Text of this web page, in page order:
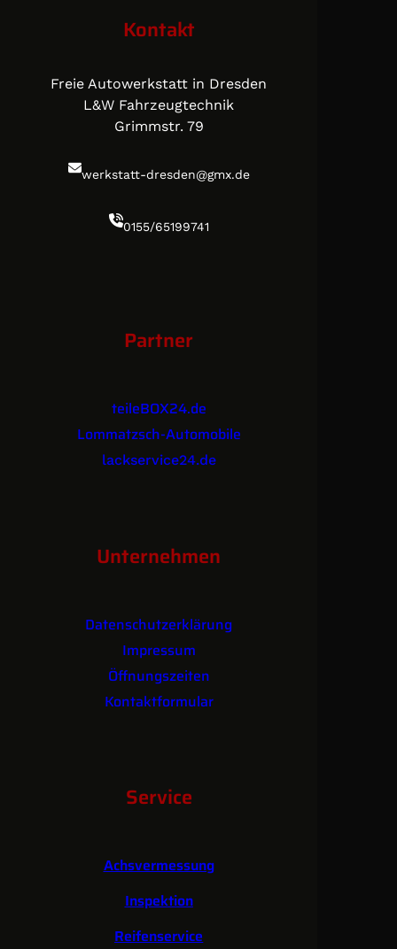
Kontakt
Freie Autowerkstatt in Dresden
L&W Fahrzeugtechnik
Grimmstr. 79
werkstatt-dresden@gmx.de
0155/65199741
Partner
teileBOX24.de
Lommatzsch-Automobile
lackservice24.de
Unternehmen
Datenschutzerklärung
Impressum
Öffnungszeiten
Kontaktformular
Service
Achsvermessung
Inspektion
Reifenservice